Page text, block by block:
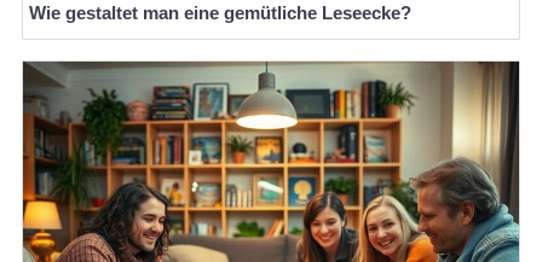
Wie gestaltet man eine gemütliche Leseecke?